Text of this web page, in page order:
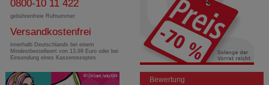
0800-10 11 422
gebührenfreie Rufnummer
Versandkostenfrei
innerhalb Deutschlands bei einem
Mindestbestellwert von 13,99 Euro oder bei
Einsendung eines Kassenrezeptes
Bewertung